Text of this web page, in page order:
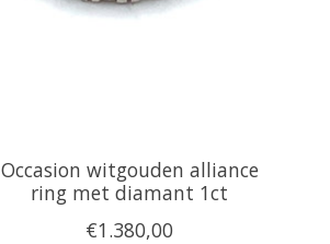
Occasion witgouden alliance
ring met diamant 1ct
€1.380,00